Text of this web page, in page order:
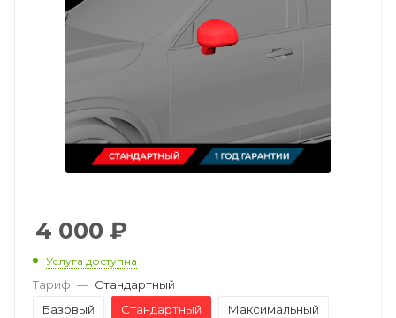
4 000 ₽
Услуга доступна
Тариф — Стандартный
Базовый
Стандартный Максимальный